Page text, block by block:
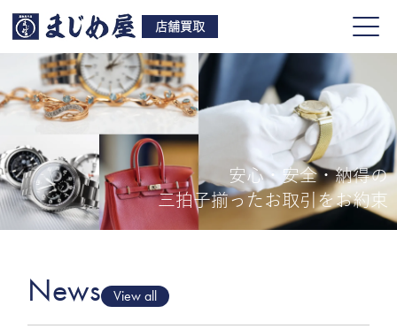
店舗買取
買取品目
店舗一覧
安心・安全・納得の
三拍子揃ったお取引をお約束
News View all